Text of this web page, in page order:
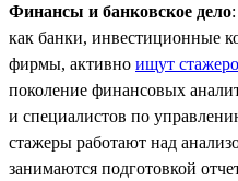
Финансы и банковское дело
как банки, инвестиционные
фирмы, активно ищут
поколение финансовых
и специалистов по
стажеры работают над
занимаются подготовкой